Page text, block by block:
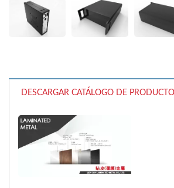
DESCARGAR CATÁLOGO DE